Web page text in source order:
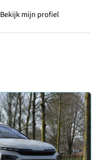
Bekijk mijn profiel